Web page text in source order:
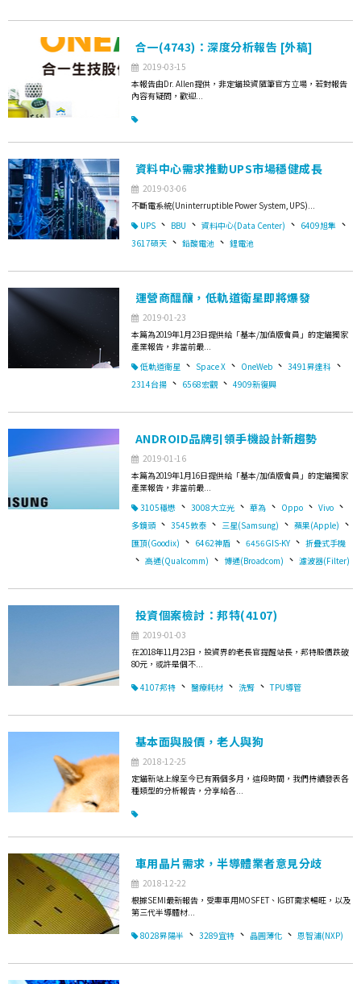
合一(4743)：深度分析報告 [外稿]
2019-03-15
本報告由Dr. Allen提供，非定錨投資隨筆官方立場，若對報告
內容有疑問，歡迎...
資料中心需求推動UPS市場穩健成長
2019-03-06
不斷電系統(Uninterruptible Power System, UPS)...
UPS 、 BBU 、 資料中心(Data Center) 、 6409旭隼 、
3617碩天 、 鉛酸電池 、 鋰電池
運營商醞釀，低軌道衛星即將爆發
2019-01-23
本篇為2019年1月23日提供給「基本/加值版會員」的定錨獨家
產業報告，非當前最...
低軌道衛星 、 Space X 、 OneWeb 、 3491昇達科 、
2314台揚 、 6568宏觀 、 4909新復興
ANDROID品牌引領手機設計新趨勢
2019-01-16
本篇為2019年1月16日提供給「基本/加值版會員」的定錨獨家
產業報告，非當前最...
3105穩懋 、 3008大立光 、 華為 、 Oppo 、 Vivo 、
多鏡頭 、 3545敦泰 、 三星(Samsung) 、 蘋果(Apple) 、
匯頂(Goodix) 、 6462神盾 、 6456GIS-KY 、 折疊式手機
、 高通(Qualcomm) 、 博通(Broadcom) 、 濾波器(Filter)
投資個案檢討：邦特(4107)
2019-01-03
在2018年11月23日，投資界的老長官提醒站長，邦特股價跌破
80元，或許是個不...
4107邦特 、 醫療耗材 、 洗腎 、 TPU導管
基本面與股價，老人與狗
2018-12-25
定錨新站上線至今已有兩個多月，這段時間，我們持續發表各
種類型的分析報告，分享給各...
車用晶片需求，半導體業者意見分歧
2018-12-22
根據SEMI最新報告，受惠車用MOSFET、IGBT需求暢旺，以及
第三代半導體材...
8028昇陽半 、 3289宜特 、 晶圓薄化 、 恩智浦(NXP)